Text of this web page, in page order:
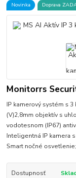
Novinka Doprava
Monitorrs
IP kamerový systém s
(V)2,8mm objektív s
vodotesnom (IP67)
Inteligentná IP kamera
Smart nočné
Dostupnosť